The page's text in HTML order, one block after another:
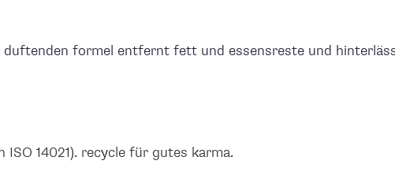
formel entfernt fett und essensreste und
14021). recycle für gutes karma.